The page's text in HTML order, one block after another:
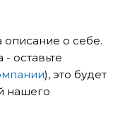
описание о себе.
оставьте
), это будет
нашего